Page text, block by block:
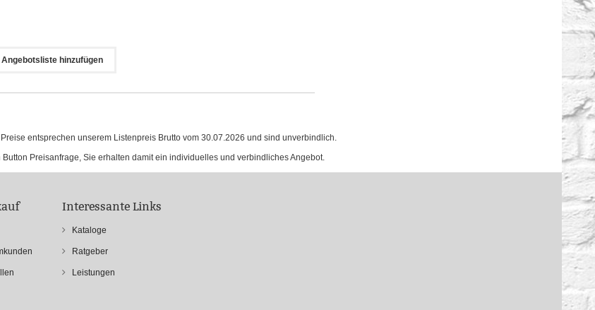
Angebotsliste hinzufügen
entsprechen unserem Listenpreis Brutto vom 30.07.2026 und sind unverbindlich.
Button Preisanfrage, Sie erhalten damit ein individuelles und verbindliches Angebot.
Interessante Links
Kataloge
Ratgeber
Leistungen